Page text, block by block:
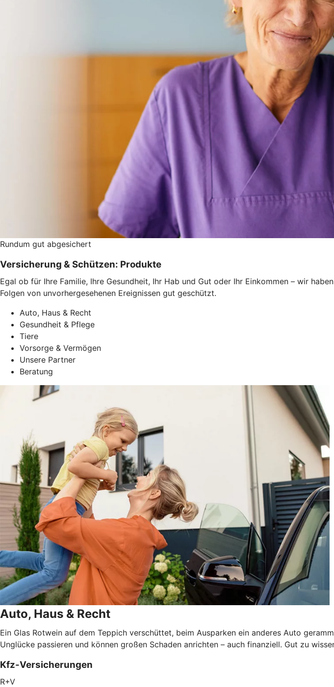
Rundum gut abgesichert
Versicherung & Schützen: Produkte
Egal ob für Ihre Familie, Ihre Gesundheit, Ihr Hab und Gut oder Ihr Einkommen – wir
Folgen von unvorhergesehenen Ereignissen gut geschützt.
Auto, Haus & Recht
Gesundheit & Pflege
Tiere
Vorsorge & Vermögen
Unsere Partner
Beratung
Auto, Haus & Recht
Ein Glas Rotwein auf dem Teppich verschüttet, beim Ausparken ein anderes Auto
Unglücke passieren und können großen Schaden anrichten – auch finanziell. Gut zu
Kfz-Versicherungen
R+V